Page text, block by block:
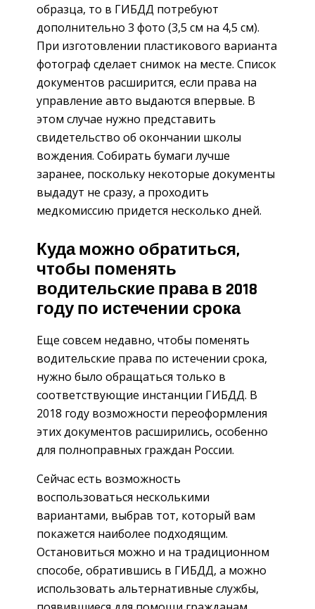
образца, то в ГИБДД потребуют
дополнительно 3 фото (3,5 см на 4,5 см).
При изготовлении пластикового варианта
фотограф сделает снимок на месте. Список
документов расширится, если права на
управление авто выдаются впервые. В
этом случае нужно представить
свидетельство об окончании школы
вождения. Собирать бумаги лучше
заранее, поскольку некоторые документы
выдадут не сразу, а проходить
медкомиссию придется несколько дней.
Куда можно обратиться,
чтобы поменять
водительские права в 2018
году по истечении срока
Еще совсем недавно, чтобы поменять
водительские права по истечении срока,
нужно было обращаться только в
соответствующие инстанции ГИБДД. В
2018 году возможности переоформления
этих документов расширились, особенно
для полноправных граждан России.
Сейчас есть возможность
воспользоваться несколькими
вариантами, выбрав тот, который вам
покажется наиболее подходящим.
Остановиться можно и на традиционном
способе, обратившись в ГИБДД, а можно
использовать альтернативные службы,